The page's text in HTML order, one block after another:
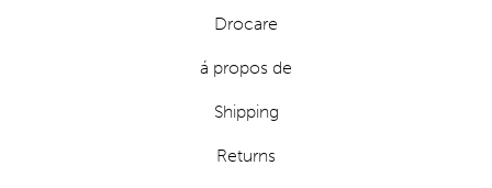
Drocare
á propos de
Shipping
Returns